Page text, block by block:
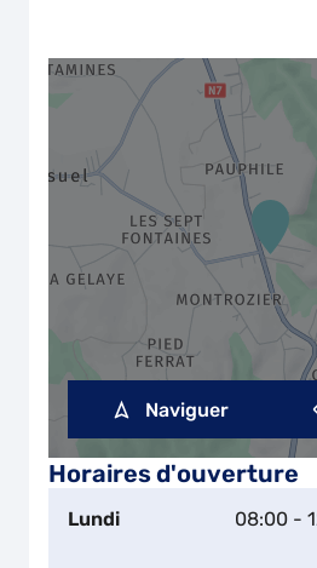
Horaires d'ouverture
Lundi 08:00 -
Naviguer